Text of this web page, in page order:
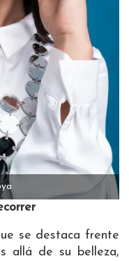
se destaca frente
allá de su belleza,